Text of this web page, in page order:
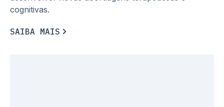
cognitivas.
SAIBA MAIS